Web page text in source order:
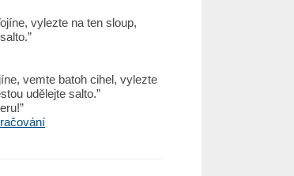
vylezte na ten sloup,
vemte batoh cihel, vylezte
udělejte salto.”